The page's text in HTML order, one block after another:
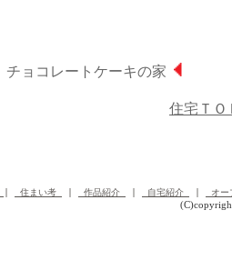
チョコレートケーキの家
住宅ＴＯ
住まい考 作品紹介 自宅紹介 オ